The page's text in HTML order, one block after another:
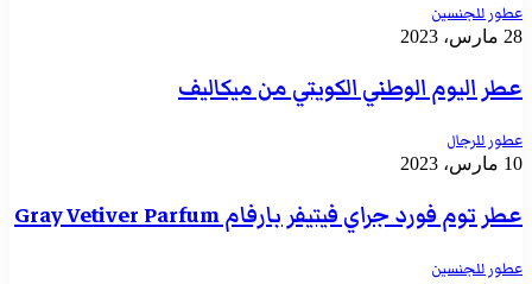
عطور للجنسين
28 مارس، 2023
عطر اليوم الوطني الكويتي من ميكاليف
عطور للرجال
10 مارس، 2023
عطر توم فورد جراي فيتيفر بارفام Gray Vetiver Parfum
عطور للجنسين